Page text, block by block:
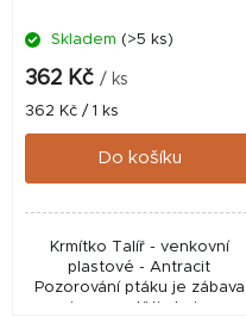
Skladem (>5 ks)
362 Kč / ks
Měrná
cena:
362 Kč / 1 ks
Do košíku
Krmítko Talíř - venkovní
plastové - Antracit
Pozorování ptáku je zábava
nejen pro děti ale i pro